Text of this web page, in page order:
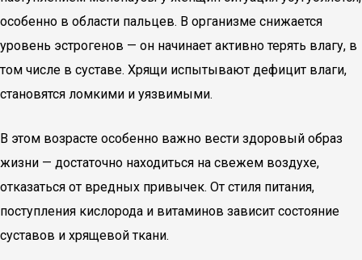
особенно в области пальцев. В организме снижается
уровень эстрогенов — он начинает активно терять влагу, в
том числе в суставе. Хрящи испытывают дефицит влаги,
становятся ломкими и уязвимыми.
В этом возрасте особенно важно вести здоровый образ
жизни — достаточно находиться на свежем воздухе,
отказаться от вредных привычек. От стиля питания,
поступления кислорода и витаминов зависит состояние
суставов и хрящевой ткани.